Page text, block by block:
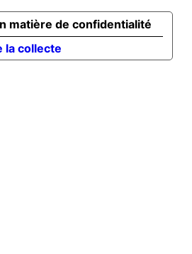
la collecte
matière de confidentialité